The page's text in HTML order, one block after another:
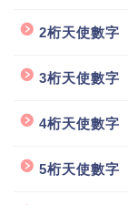
2桁天使數字
3桁天使數字
4桁天使數字
5桁天使數字